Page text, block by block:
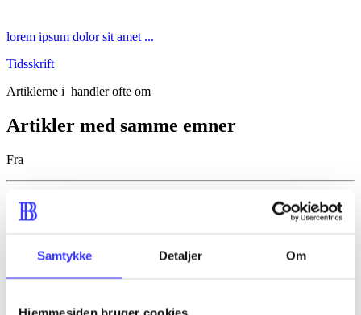
Samtykke Detaljer Om
lorem ipsum dolor sit amet ...
Tidsskrift
Artiklerne i handler ofte om
Artikler med samme emner
Fra
Artikler